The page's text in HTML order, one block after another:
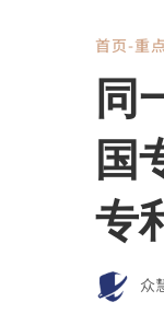
同
一
技
术
首页-重
同
国
专
众